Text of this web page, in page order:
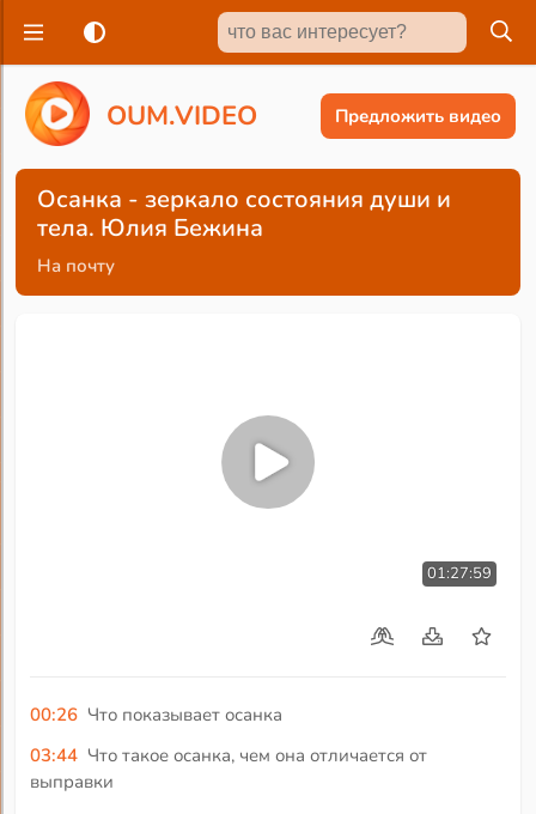
OUM.VIDEO Предложить видео
Осанка - зеркало состояния души и
тела. Юлия Бежина
На почту
01:27:59
00:26 Что показывает осанка
03:44 Что такое осанка, чем она отличается от
выправки